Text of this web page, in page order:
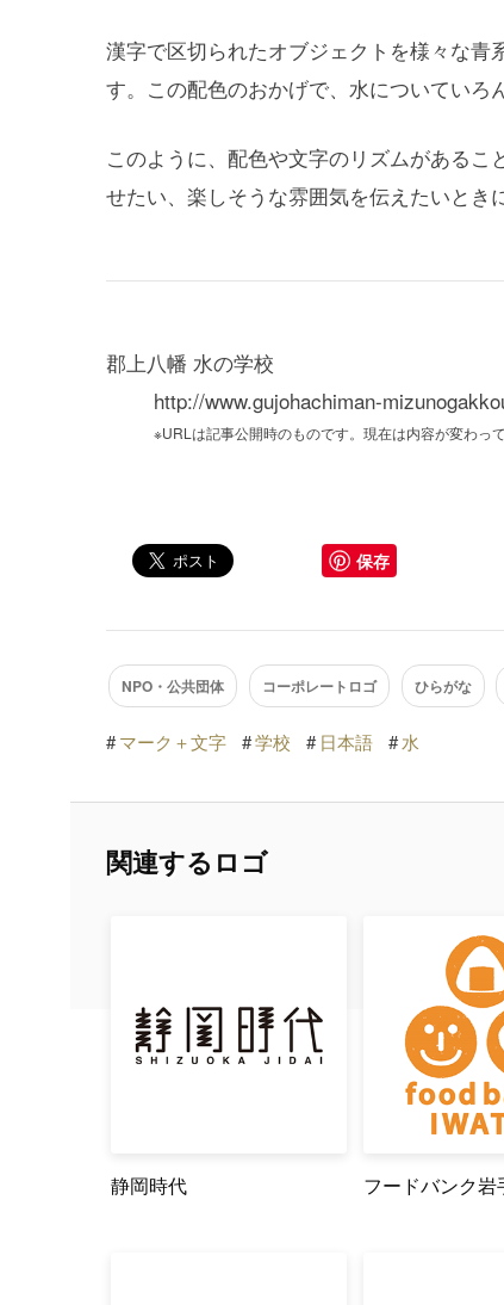
漢字で区切られたオブジェクトを様々な
す。この配色のおかげで、水についていろ
このように、配色や文字のリズムがある
せたい、楽しそうな雰囲気を伝えたいとき
郡上八幡 水の学校
http://www.gujohachiman-
※URLは記事公開時のものです。現在は内容が変わっ
保存
NPO・公共団体 コーポレートロゴ ひらがな
# マーク＋文字 #学校 # 日本語 # 水
関連するロゴ
静岡時代 フードバンク岩